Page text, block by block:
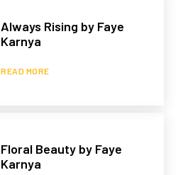
Always Rising by Faye
Karnya
READ MORE
Floral Beauty by Faye
Karnya